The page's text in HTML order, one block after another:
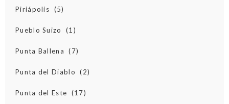
Piriápolis (5)
Pueblo Suizo (1)
Punta Ballena (7)
Punta del Diablo (2)
Punta del Este (17)